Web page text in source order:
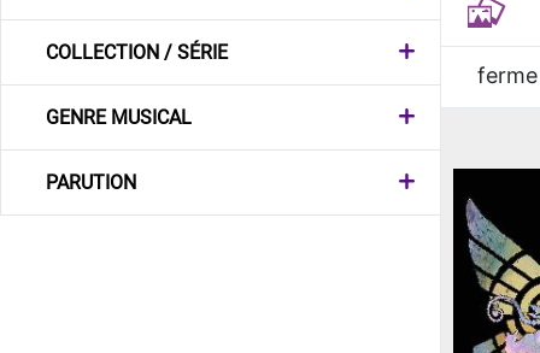
COLLECTION / SÉRIE
GENRE MUSICAL
PARUTION
ferme